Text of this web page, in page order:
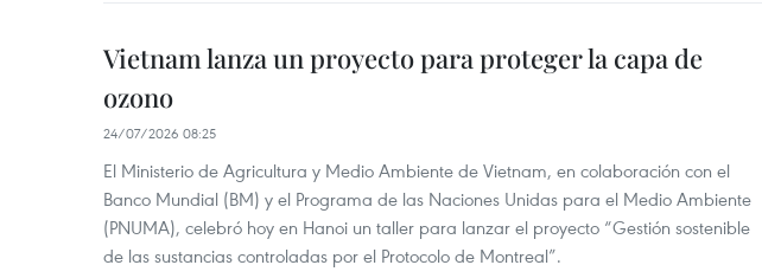
Vietnam lanza un proyecto para proteger la capa de
ozono
24/07/2026 08:25
El Ministerio de Agricultura y Medio Ambiente de Vietnam, en colaboración con el
Banco Mundial (BM) y el Programa de las Naciones Unidas para el Medio Ambiente
(PNUMA), celebró hoy en Hanoi un taller para lanzar el proyecto “Gestión sostenible
de las sustancias controladas por el Protocolo de Montreal”.